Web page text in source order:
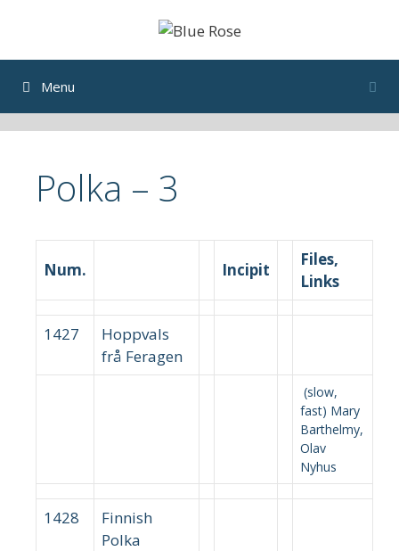
content
Menu
Polka – 3
Num. Incipit
Files,
Links
1427
Hoppvals
frå Feragen
(slow,
fast) Mary
Barthelmy,
Olav
Nyhus
1428
Finnish
Polka